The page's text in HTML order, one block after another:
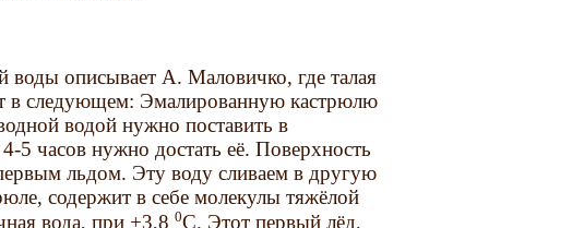
воды описывает А. Маловичко, где талая
в следующем: Эмалированную кастрюлю
водой нужно поставить в
5 часов нужно достать её. Поверхность
льдом. Эту воду сливаем в другую
содержит в себе молекулы тяжёлой
вода, при +3,80C. Этот первый лёд,